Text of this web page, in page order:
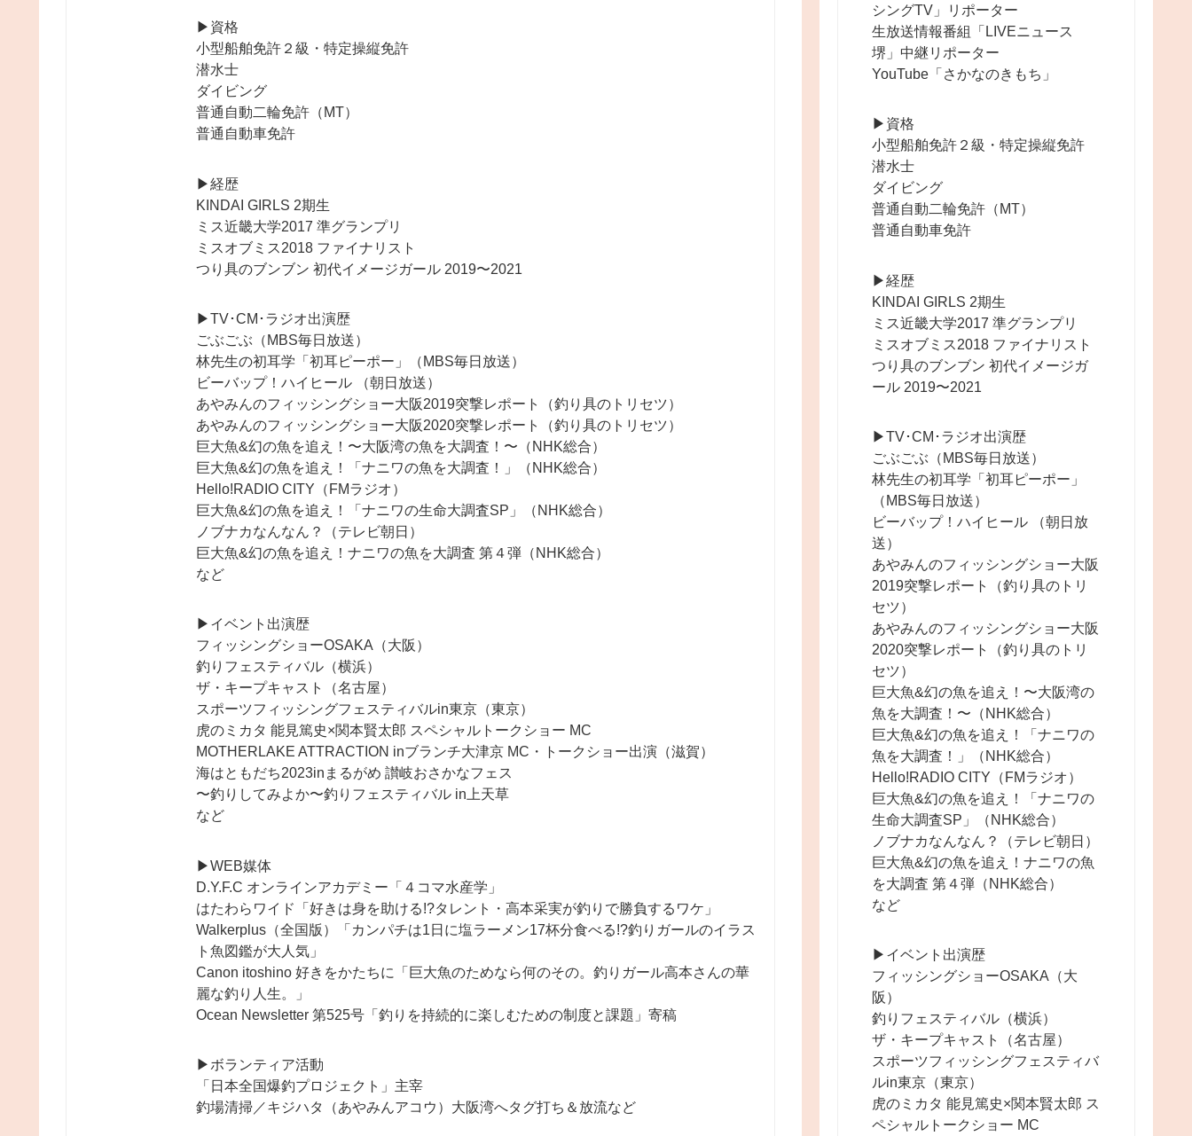
▶︎資格
小型船舶免許２級・特定操縦免許
潜水士
ダイビング
普通自動二輪免許（MT）
普通自動車免許
▶︎経歴
KINDAI GIRLS 2期生
ミス近畿大学2017 準グランプリ
ミスオブミス2018 ファイナリスト
つり具のブンブン 初代イメージガール 2019〜2021
▶︎TV･CM･ラジオ出演歴
ごぶごぶ（MBS毎日放送）
林先生の初耳学「初耳ピーポー」（MBS毎日放送）
ビーバップ！ハイヒール （朝日放送）
あやみんのフィッシングショー大阪2019突撃レポート（釣り具のトリセツ）
あやみんのフィッシングショー大阪2020突撃レポート（釣り具のトリセツ）
巨大魚&幻の魚を追え！〜大阪湾の魚を大調査！〜（NHK総合）
巨大魚&幻の魚を追え！「ナニワの魚を大調査！」（NHK総合）
Hello!RADIO CITY（FMラジオ）
巨大魚&幻の魚を追え！「ナニワの生命大調査SP」（NHK総合）
ノブナカなんなん？（テレビ朝日）
巨大魚&幻の魚を追え！ナニワの魚を大調査 第４弾（NHK総合）
など
▶︎イベント出演歴
フィッシングショーOSAKA（大阪）
釣りフェスティバル（横浜）
ザ・キープキャスト（名古屋）
スポーツフィッシングフェスティバルin東京（東京）
虎のミカタ 能見篤史×関本賢太郎 スペシャルトークショー MC
MOTHERLAKE ATTRACTION inブランチ大津京 MC・トークショー出演（滋賀）
海はともだち2023inまるがめ 讃岐おさかなフェス
〜釣りしてみよか〜釣りフェスティバル in上天草
など
▶︎WEB媒体
D.Y.F.C オンラインアカデミー「４コマ水産学」
はたわらワイド「好きは身を助ける!?タレント・高本采実が釣りで勝負するワケ」
Walkerplus（全国版）「カンパチは1日に塩ラーメン17杯分食べる!?釣りガールのイラス
ト魚図鑑が大人気」
Canon itoshino 好きをかたちに「巨大魚のためなら何のその。釣りガール高本さんの華
麗な釣り人生。」
Ocean Newsletter 第525号「釣りを持続的に楽しむための制度と課題」寄稿
▶︎ボランティア活動
「日本全国爆釣プロジェクト」主宰
釣場清掃／キジハタ（あやみんアコウ）大阪湾へタグ打ち＆放流など
シングTV」リポーター
生放送情報番組「LIVEニュース
堺」中継リポーター
YouTube「さかなのきもち」
▶︎資格
小型船舶免許２級・特定操縦免許
潜水士
ダイビング
普通自動二輪免許（MT）
普通自動車免許
▶︎経歴
KINDAI GIRLS 2期生
ミス近畿大学2017 準グランプリ
ミスオブミス2018 ファイナリスト
つり具のブンブン 初代イメージガ
ール 2019〜2021
▶︎TV･CM･ラジオ出演歴
ごぶごぶ（MBS毎日放送）
林先生の初耳学「初耳ピーポー」
（MBS毎日放送）
ビーバップ！ハイヒール （朝日放
送）
あやみんのフィッシングショー大阪
2019突撃レポート（釣り具のトリ
セツ）
あやみんのフィッシングショー大阪
2020突撃レポート（釣り具のトリ
セツ）
巨大魚&幻の魚を追え！〜大阪湾の
魚を大調査！〜（NHK総合）
巨大魚&幻の魚を追え！「ナニワの
魚を大調査！」（NHK総合）
Hello!RADIO CITY（FMラジオ）
巨大魚&幻の魚を追え！「ナニワの
生命大調査SP」（NHK総合）
ノブナカなんなん？（テレビ朝日）
巨大魚&幻の魚を追え！ナニワの魚
を大調査 第４弾（NHK総合）
など
▶︎イベント出演歴
フィッシングショーOSAKA（大
阪）
釣りフェスティバル（横浜）
ザ・キープキャスト（名古屋）
スポーツフィッシングフェスティバ
ルin東京（東京）
虎のミカタ 能見篤史×関本賢太郎 ス
ペシャルトークショー MC